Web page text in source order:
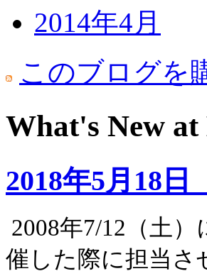
2014年4月
このブログを
What's New
2018年5月18
2008年7/12 （土
催した際に担当さ